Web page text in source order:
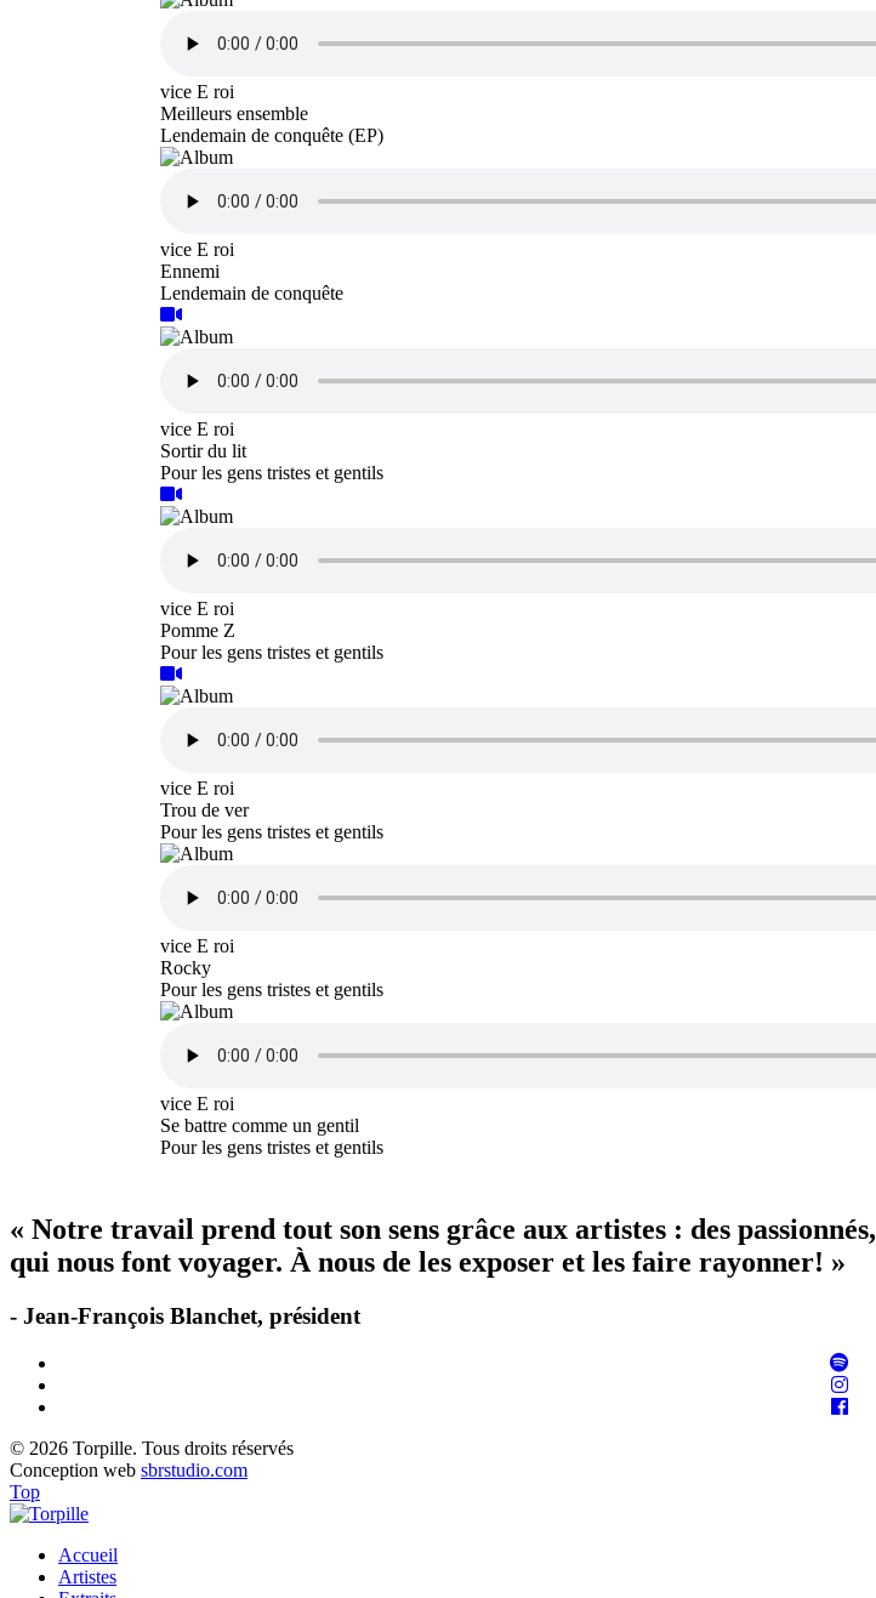
vice E roi
Meilleurs ensemble
Lendemain de conquête (EP)
vice E roi
Ennemi
Lendemain de conquête
vice E roi
Sortir du lit
Pour les gens tristes et gentils
vice E roi
Pomme Z
Pour les gens tristes et gentils
vice E roi
Trou de ver
Pour les gens tristes et gentils
vice E roi
Rocky
Pour les gens tristes et gentils
vice E roi
Se battre comme un gentil
Pour les gens tristes et gentils
« Notre travail prend tout son sens grâce aux artistes : des
qui nous font voyager. À nous de les exposer et les faire rayonner! »
- Jean-François Blanchet, président
© 2026 Torpille. Tous droits réservés
Conception web sbrstudio.com
Top
Accueil
Artistes